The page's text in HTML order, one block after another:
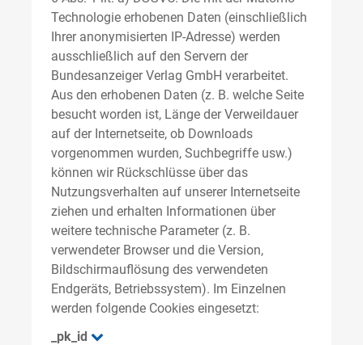
Technologie erhobenen Daten (einschließlich
Ihrer anonymisierten IP-Adresse) werden
ausschließlich auf den Servern der
Bundesanzeiger Verlag GmbH verarbeitet.
Aus den erhobenen Daten (z. B. welche Seite
besucht worden ist, Länge der Verweildauer
auf der Internetseite, ob Downloads
vorgenommen wurden, Suchbegriffe usw.)
können wir Rückschlüsse über das
Nutzungsverhalten auf unserer Internetseite
ziehen und erhalten Informationen über
weitere technische Parameter (z. B.
verwendeter Browser und die Version,
Bildschirmauflösung des verwendeten
Endgeräts, Betriebssystem). Im Einzelnen
werden folgende Cookies eingesetzt:
_pk_id